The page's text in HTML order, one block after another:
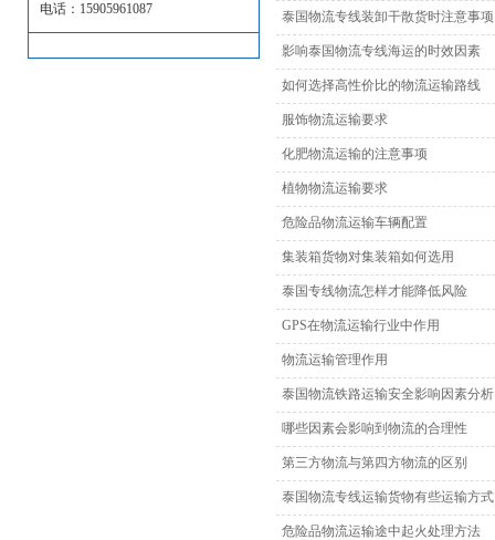
电话：15905961087
泰国物流专线装卸干散货时注意事项
影响泰国物流专线海运的时效因素
如何选择高性价比的物流运输路线
服饰物流运输要求
化肥物流运输的注意事项
植物物流运输要求
危险品物流运输车辆配置
集装箱货物对集装箱如何选用
泰国专线物流怎样才能降低风险
GPS在物流运输行业中作用
物流运输管理作用
泰国物流铁路运输安全影响因素分析
哪些因素会影响到物流的合理性
第三方物流与第四方物流的区别
泰国物流专线运输货物有些运输方式
危险品物流运输途中起火处理方法